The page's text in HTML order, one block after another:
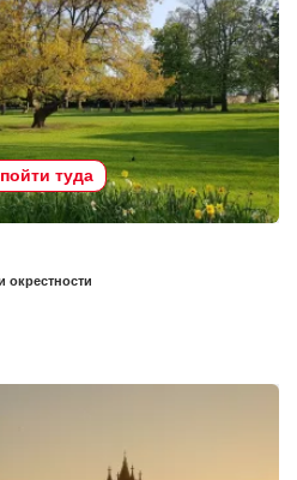
туда
окрестности